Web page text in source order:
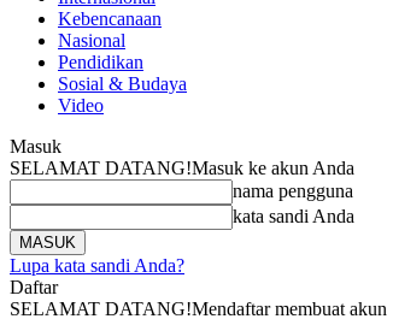
Kebencanaan
Nasional
Pendidikan
Sosial & Budaya
Video
Masuk
SELAMAT DATANG!Masuk ke akun Anda
nama pengguna
kata sandi Anda
Lupa kata sandi Anda?
Daftar
SELAMAT DATANG!Mendaftar membuat akun